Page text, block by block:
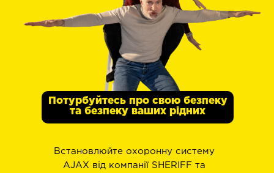
Потурбуйтесь про свою безпеку
та безпеку ваших рідних
Встановлюйте охоронну систему
AJAX від компанії SHERIFF та